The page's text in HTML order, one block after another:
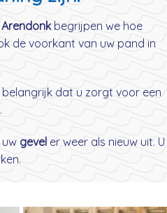
begrijpen we hoe
de voorkant van uw pand in
belangrijk dat u zorgt voor een
geveler weer als nieuw uit. U